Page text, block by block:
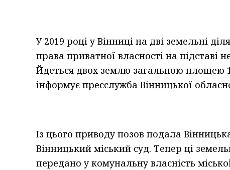
У 2019 році у Вінниці на дві земельні
права приватної власності на підставі
Йдеться двох землю загальною площею
інформує пресслужба Вінницької
Із цього приводу позов подала
Вінницький міський суд. Тепер ці
передано у комунальну власність